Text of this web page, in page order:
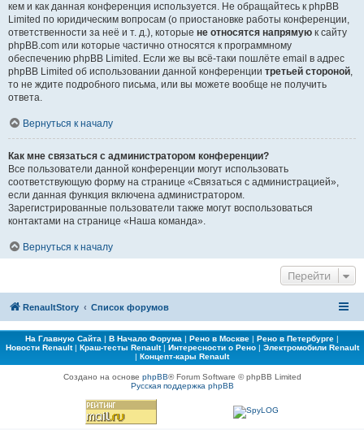
кем и как данная конференция используется. Не обращайтесь к phpBB
Limited по юридическим вопросам (о приостановке работы конференции,
ответственности за неё и т. д.), которые не относятся напрямую к сайту
phpBB.com или которые частично относятся к программному
обеспечению phpBB Limited. Если же вы всё-таки пошлёте email в адрес
phpBB Limited об использовании данной конференции третьей стороной,
то не ждите подробного письма, или вы можете вообще не получить
ответа.
Вернуться к началу
Как мне связаться с администратором конференции?
Все пользователи данной конференции могут использовать
соответствующую форму на странице «Связаться с администрацией»,
если данная функция включена администратором.
Зарегистрированные пользователи также могут воспользоваться
контактами на странице «Наша команда».
Вернуться к началу
Перейти
RenaultStory Список форумов
На Главную Сайта | В Начало Форума | Рено в Москве | Рено в Петербурге |
Новости Renault| Краш-тесты Renault| Интересности о Рено| Электромобили Renault
| Концепт-кары Renault
Создано на основе phpBB® Forum Software © phpBB Limited
Русская поддержка phpBB